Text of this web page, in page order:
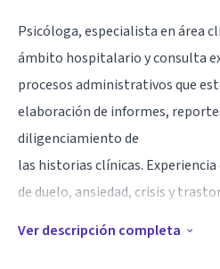
Psicóloga, especialista en área
ámbito hospitalario y consulta
procesos administrativos que
elaboración de informes,
diligenciamiento de
las historias clínicas.
de duelo, ansiedad, crisis y
Especialidad
Ver descripción completa